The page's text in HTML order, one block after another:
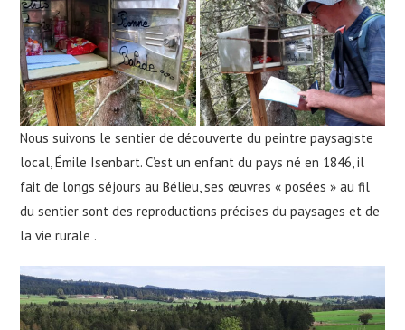
Nous suivons le sentier de découverte du peintre paysagiste
local, Émile Isenbart. C’est un enfant du pays né en 1846, il
fait de longs séjours au Bélieu, ses œuvres « posées » au fil
du sentier sont des reproductions précises du paysages et de
la vie rurale .